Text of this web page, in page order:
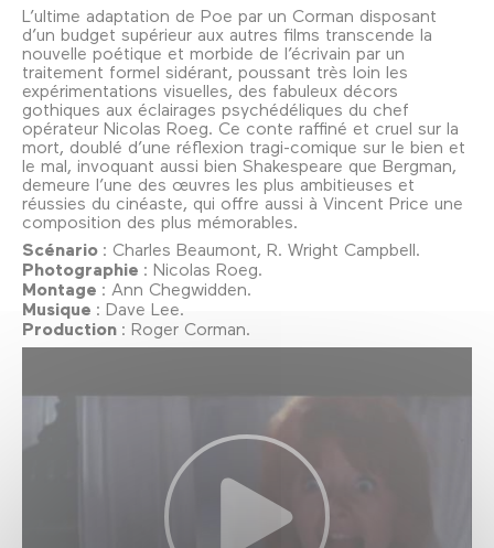
L’ultime adaptation de Poe par un Corman disposant
d’un budget supérieur aux autres films transcende la
nouvelle poétique et morbide de l’écrivain par un
traitement formel sidérant, poussant très loin les
expérimentations visuelles, des fabuleux décors
gothiques aux éclairages psychédéliques du chef
opérateur Nicolas Roeg. Ce conte raffiné et cruel sur la
mort, doublé d’une réflexion tragi-comique sur le bien et
le mal, invoquant aussi bien Shakespeare que Bergman,
demeure l’une des œuvres les plus ambitieuses et
réussies du cinéaste, qui offre aussi à Vincent Price une
composition des plus mémorables.
Scénario : Charles Beaumont, R. Wright Campbell.
Photographie : Nicolas Roeg.
Montage : Ann Chegwidden.
Musique : Dave Lee.
Production : Roger Corman.